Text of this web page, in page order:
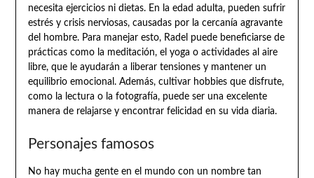
necesita ejercicios ni dietas. En la edad adulta, pueden sufrir
estrés y crisis nerviosas, causadas por la cercanía agravante
del hombre. Para manejar esto, Radel puede beneficiarse de
prácticas como la meditación, el yoga o actividades al aire
libre, que le ayudarán a liberar tensiones y mantener un
equilibrio emocional. Además, cultivar hobbies que disfrute,
como la lectura o la fotografía, puede ser una excelente
manera de relajarse y encontrar felicidad en su vida diaria.
Personajes famosos
No hay mucha gente en el mundo con un nombre tan